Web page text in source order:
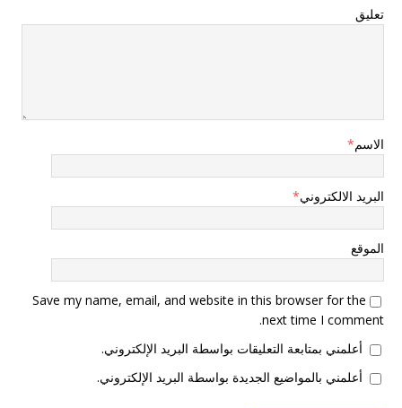
تعليق
الاسم*
البريد الالكتروني*
الموقع
Save my name, email, and website in this browser for the
next time I comment.
أعلمني بمتابعة التعليقات بواسطة البريد الإلكتروني.
أعلمني بالمواضيع الجديدة بواسطة البريد الإلكتروني.